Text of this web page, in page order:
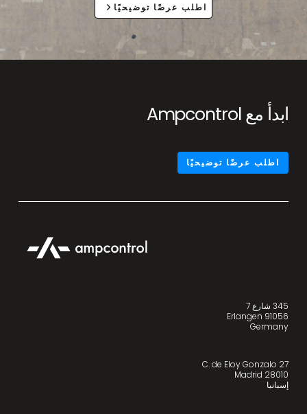
اطلب عرضًا توضيحيًا
ابدأ مع Ampcontrol
اطلب عرضًا توضيحيًا
345 شارع 7
91056 Erlangen
Germany
C. de Eloy Gonzalo 27
28010 Madrid
إسبانيا